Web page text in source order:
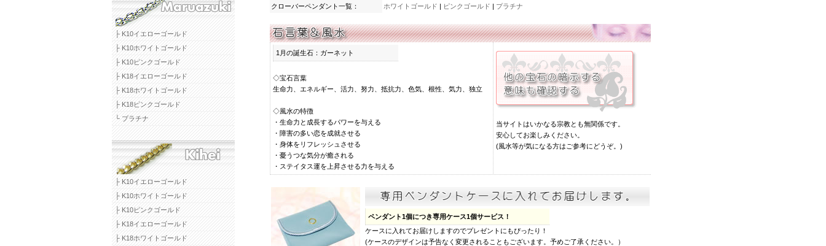
├ K10イエローゴールド
├ K10ホワイトゴールド
├ K10ピンクゴールド
├ K18イエローゴールド
├ K18ホワイトゴールド
├ K18ピンクゴールド
└ プラチナ
├ K10イエローゴールド
├ K10ホワイトゴールド
├ K10ピンクゴールド
├ K18イエローゴールド
├ K18ホワイトゴールド
クローバーペンダント一覧： ホワイトゴールド | ピンクゴールド | プラチナ
1月の誕生石：ガーネット
◇宝石言葉
生命力、エネルギー、活力、努力、抵抗力、色気、根性、気力、独立
◇風水の特徴
・生命力と成長するパワーを与える
・障害の多い恋を成就させる
・身体をリフレッシュさせる
・憂うつな気分が癒される
・ステイタス運を上昇させる力を与える
当サイトはいかなる宗教とも無関係です。
安心してお楽しみください。
(風水等が気になる方はご参考にどうぞ。)
ペンダント1個につき専用ケース1個サービス！
ケースに入れてお届けしますのでプレゼントにもぴったり！
(ケースのデザインは予告なく変更されることもございます。予めご了承ください。）